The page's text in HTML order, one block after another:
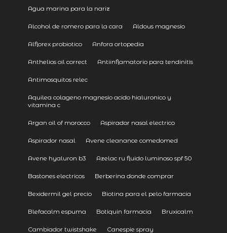
Agua marina para la nariz
Alcohol de romero para la cara Aldous magnesio
Alflorex probiotico Anfora ortopedia
Anthelios oil correct Antiinflamatorio para tendinitis
Antimosquitos relec
Aquilea colageno magnesio acido hialuronico y
vitamina c
Argan oil of morocco Aspirador nasal electrico
Aspirador nasal Avene cleanance comedomed
Avene hyaluron b3 Azelac ru fluido luminoso spf 50
Bastones electricos Berberina donde comprar
Bexidermil gel precio Biotina para el pelo farmacia
Blefacalm espuma Botiquin farmacia Bruxicalm
Cambiador twistshake Canespie spray